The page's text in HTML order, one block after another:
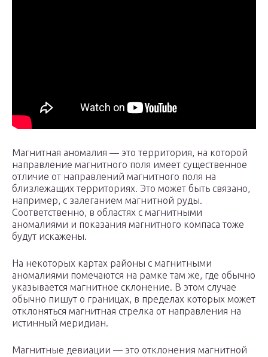
Магнитная аномалия — это территория, на которой
направление магнитного поля имеет существенное
отличие от направлений магнитного поля на
близлежащих территориях. Это может быть связано,
например, с залеганием магнитной руды.
Соответственно, в областях с магнитными
аномалиями и показания магнитного компаса тоже
будут искажены.
На некоторых картах районы с магнитными
аномалиями помечаются на рамке там же, где обычно
указывается магнитное склонение. В этом случае
обычно пишут о границах, в пределах которых может
отклоняться магнитная стрелка от направления на
истинный меридиан.
Магнитные девиации — это отклонения магнитной